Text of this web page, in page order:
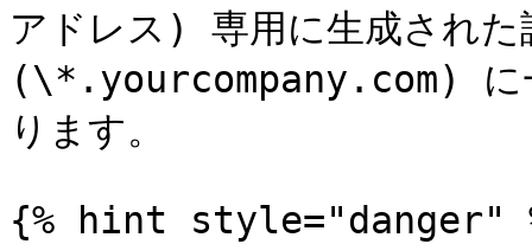
アドレス) 専用に生成された
(\*.yourcompany.com) に
ります。
{% hint style="danger"